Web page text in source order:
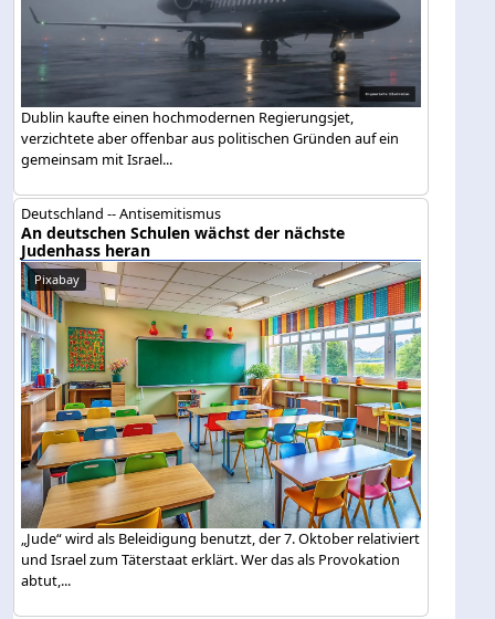
Dublin kaufte einen hochmodernen Regierungsjet,
verzichtete aber offenbar aus politischen Gründen auf ein
gemeinsam mit Israel...
Deutschland -- Antisemitismus
An deutschen Schulen wächst der nächste
Judenhass heran
Pixabay
„Jude“ wird als Beleidigung benutzt, der 7. Oktober relativiert
und Israel zum Täterstaat erklärt. Wer das als Provokation
abtut,...